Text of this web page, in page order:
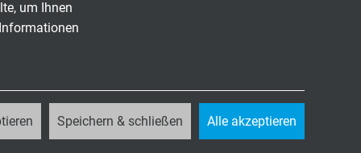
um Ihnen
Speichern & schließen Alle akzeptieren
332-1-2